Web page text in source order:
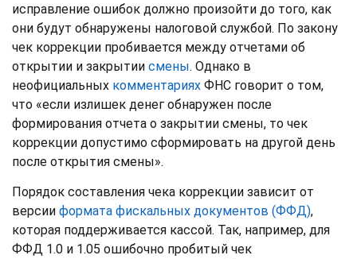
исправление ошибок должно произойти до того, как
они будут обнаружены налоговой службой. По закону
чек коррекции пробивается между отчетами об
открытии и закрытии смены. Однако в
неофициальных комментариях ФНС говорит о том,
что «если излишек денег обнаружен после
формирования отчета о закрытии смены, то чек
коррекции допустимо сформировать на другой день
после открытия смены».
Порядок составления чека коррекции зависит от
версии формата фискальных документов (ФФД),
которая поддерживается кассой. Так, например, для
ФФД 1.0 и 1.05 ошибочно пробитый чек